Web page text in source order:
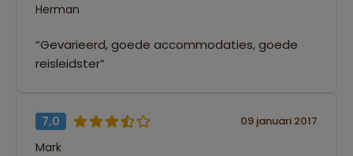
Herman
“Gevarieerd, goede accommodaties, goede
reisleidster”
7,0 09 januari 2017
Mark